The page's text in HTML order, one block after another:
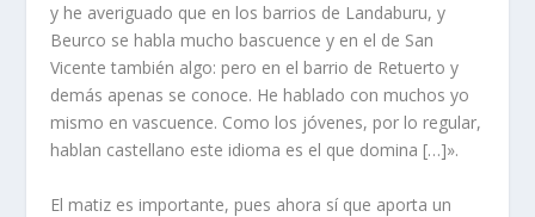
y he averiguado que en los barrios de Landaburu, y
Beurco se habla mucho bascuence y en el de San
Vicente también algo: pero en el barrio de Retuerto y
demás apenas se conoce. He hablado con muchos yo
mismo en vascuence. Como los jóvenes, por lo regular,
hablan castellano este idioma es el que domina […]».
El matiz es importante, pues ahora sí que aporta un